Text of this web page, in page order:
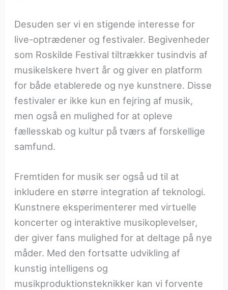
Desuden ser vi en stigende interesse for
live-optrædener og festivaler. Begivenheder
som Roskilde Festival tiltrækker tusindvis af
musikelskere hvert år og giver en platform
for både etablerede og nye kunstnere. Disse
festivaler er ikke kun en fejring af musik,
men også en mulighed for at opleve
fællesskab og kultur på tværs af forskellige
samfund.
Fremtiden for musik ser også ud til at
inkludere en større integration af teknologi.
Kunstnere eksperimenterer med virtuelle
koncerter og interaktive musikoplevelser,
der giver fans mulighed for at deltage på nye
måder. Med den fortsatte udvikling af
kunstig intelligens og
musikproduktionsteknikker kan vi forvente